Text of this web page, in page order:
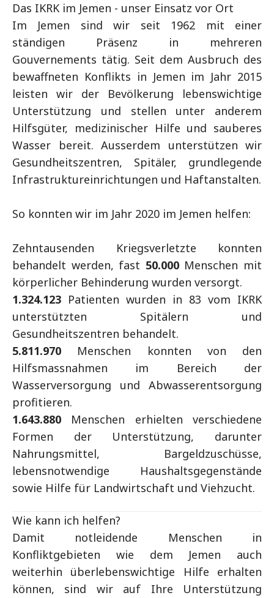
Das IKRK im Jemen - unser Einsatz vor Ort
Im Jemen sind wir seit 1962 mit einer
ständigen Präsenz in mehreren
Gouvernements tätig. Seit dem Ausbruch des
bewaffneten Konflikts in Jemen im Jahr 2015
leisten wir der Bevölkerung lebenswichtige
Unterstützung und stellen unter anderem
Hilfsgüter, medizinischer Hilfe und sauberes
Wasser bereit. Ausserdem unterstützen wir
Gesundheitszentren, Spitäler, grundlegende
Infrastruktureinrichtungen und Haftanstalten.
So konnten wir im Jahr 2020 im Jemen helfen:
Zehntausenden Kriegsverletzte konnten
behandelt werden, fast 50.000Menschen mit
körperlicher Behinderung wurden versorgt.
1.324.123 Patienten wurden in 83 vom IKRK
unterstützten Spitälern und
Gesundheitszentren behandelt.
5.811.970 Menschen konnten von den
Hilfsmassnahmen im Bereich der
Wasserversorgung und Abwasserentsorgung
profitieren.
1.643.880 Menschen erhielten verschiedene
Formen der Unterstützung, darunter
Nahrungsmittel, Bargeldzuschüsse,
lebensnotwendige Haushaltsgegenstände
sowie Hilfe für Landwirtschaft und Viehzucht.
Wie kann ich helfen?
Damit notleidende Menschen in
Konfliktgebieten wie dem Jemen auch
weiterhin überlebenswichtige Hilfe erhalten
können, sind wir auf Ihre Unterstützung